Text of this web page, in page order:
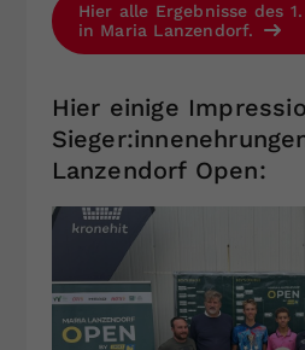
Hier alle Ergebnisse des
in Maria Lanzendorf.
Hier einige
Lanzendorf Open: